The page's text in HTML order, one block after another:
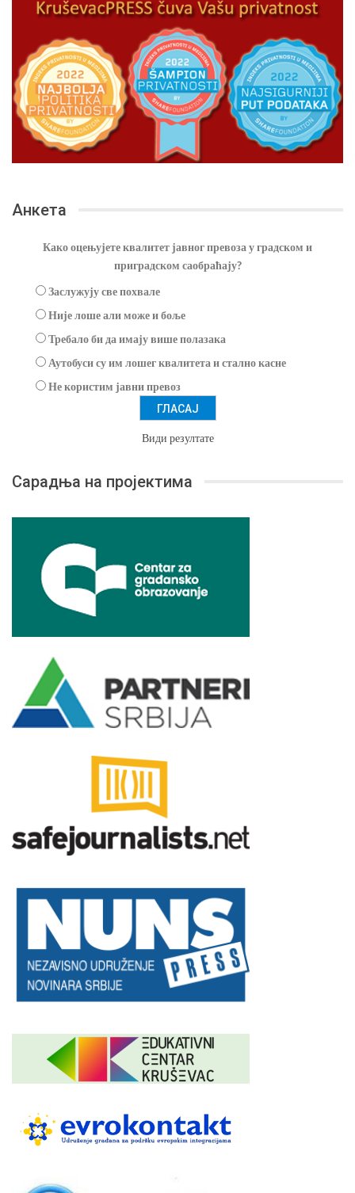
Анкета
Како оцењујете квалитет јавног превоза у градском и
приградском саобраћају?
Заслужују све похвале
Није лоше али може и боље
Требало би да имају више полазака
Аутобуси су им лошег квалитета и стално касне
Не користим јавни превоз
Види резултате
Сарадња на пројектима